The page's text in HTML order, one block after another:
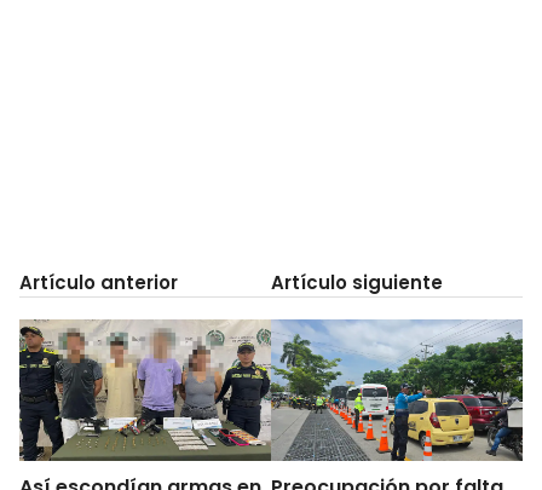
Artículo anterior Artículo siguiente